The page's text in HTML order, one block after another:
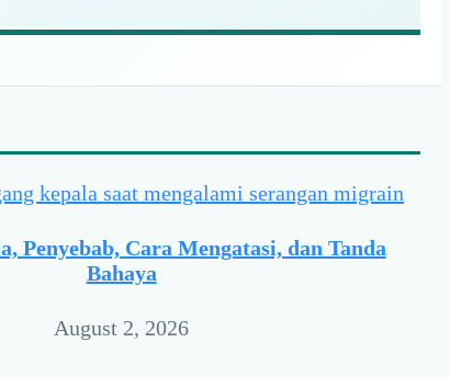
Penyebab, Cara Mengatasi, dan Tanda
Bahaya
August 2, 2026